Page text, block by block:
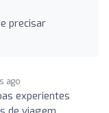
precisar
ago
experientes